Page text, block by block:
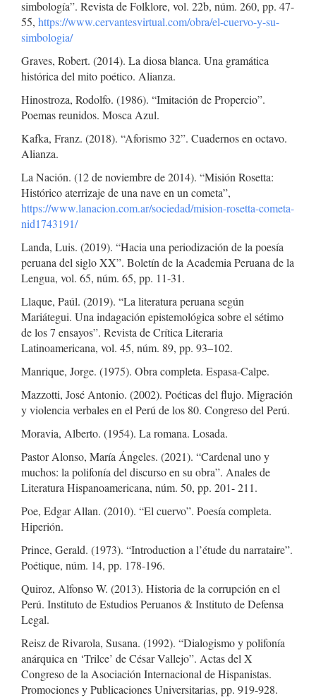
simbología”. Revista de Folklore, vol. 22b, núm. 260, pp. 47-
55, https://www.cervantesvirtual.com/obra/el-cuervo-y-su-
simbologia/
Graves, Robert. (2014). La diosa blanca. Una gramática
histórica del mito poético. Alianza.
Hinostroza, Rodolfo. (1986). “Imitación de Propercio”.
Poemas reunidos. Mosca Azul.
Kafka, Franz. (2018). “Aforismo 32”. Cuadernos en octavo.
Alianza.
La Nación. (12 de noviembre de 2014). “Misión Rosetta:
Histórico aterrizaje de una nave en un cometa”,
https://www.lanacion.com.ar/sociedad/mision-rosetta-cometa-
nid1743191/
Landa, Luis. (2019). “Hacia una periodización de la poesía
peruana del siglo XX”. Boletín de la Academia Peruana de la
Lengua, vol. 65, núm. 65, pp. 11-31.
Llaque, Paúl. (2019). “La literatura peruana según
Mariátegui. Una indagación epistemológica sobre el sétimo
de los 7 ensayos”. Revista de Crítica Literaria
Latinoamericana, vol. 45, núm. 89, pp. 93–102.
Manrique, Jorge. (1975). Obra completa. Espasa-Calpe.
Mazzotti, José Antonio. (2002). Poéticas del flujo. Migración
y violencia verbales en el Perú de los 80. Congreso del Perú.
Moravia, Alberto. (1954). La romana. Losada.
Pastor Alonso, María Ángeles. (2021). “Cardenal uno y
muchos: la polifonía del discurso en su obra”. Anales de
Literatura Hispanoamericana, núm. 50, pp. 201- 211.
Poe, Edgar Allan. (2010). “El cuervo”. Poesía completa.
Hiperión.
Prince, Gerald. (1973). “Introduction a l’étude du narrataire”.
Poétique, núm. 14, pp. 178-196.
Quiroz, Alfonso W. (2013). Historia de la corrupción en el
Perú. Instituto de Estudios Peruanos & Instituto de Defensa
Legal.
Reisz de Rivarola, Susana. (1992). “Dialogismo y polifonía
anárquica en ‘Trilce’ de César Vallejo”. Actas del X
Congreso de la Asociación Internacional de Hispanistas.
Promociones y Publicaciones Universitarias, pp. 919-928.